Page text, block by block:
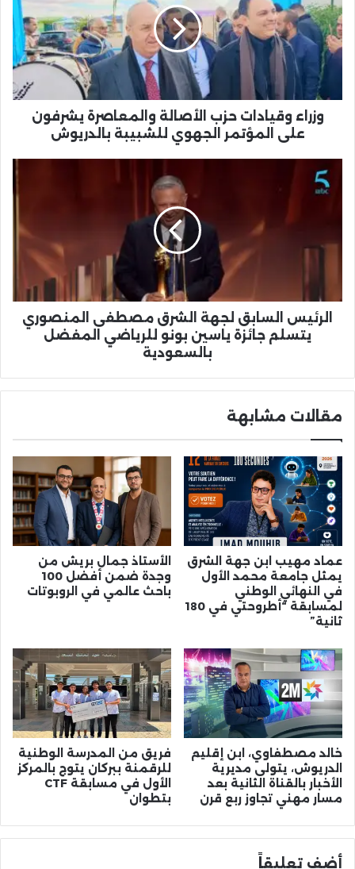
الأصالة
والمعاصرة
يشرفون
على
المؤتمر
الجهوي
للشبيبة
بالدريوش
وزراء وقيادات حزب الأصالة والمعاصرة يشرفون
على المؤتمر الجهوي للشبيبة بالدريوش
الرئيس
السابق
لجهة
المنصوري
ياسين
للرياضي
الرئيس السابق لجهة الشرق مصطفى المنصوري
يتسلم جائزة ياسين بونو للرياضي المفضل
بالسعودية
مقالات مشابهة
عماد مهيب ابن جهة الشرق
يمثل جامعة محمد الأول
في النهائي الوطني
لمسابقة “أطروحتي في 180
ثانية”
الأستاذ جمال بريش من
وجدة ضمن أفضل 100
باحث عالمي في الروبوتات
خالد مصطفاوي، ابن إقليم
الدريوش، يتولى مديرية
الأخبار بالقناة الثانية بعد
مسار مهني تجاوز ربع قرن
فريق من المدرسة الوطنية
للرقمنة ببركان يتوج بالمركز
الأول في مسابقة CTF
بتطوان
أضف تعليقاً